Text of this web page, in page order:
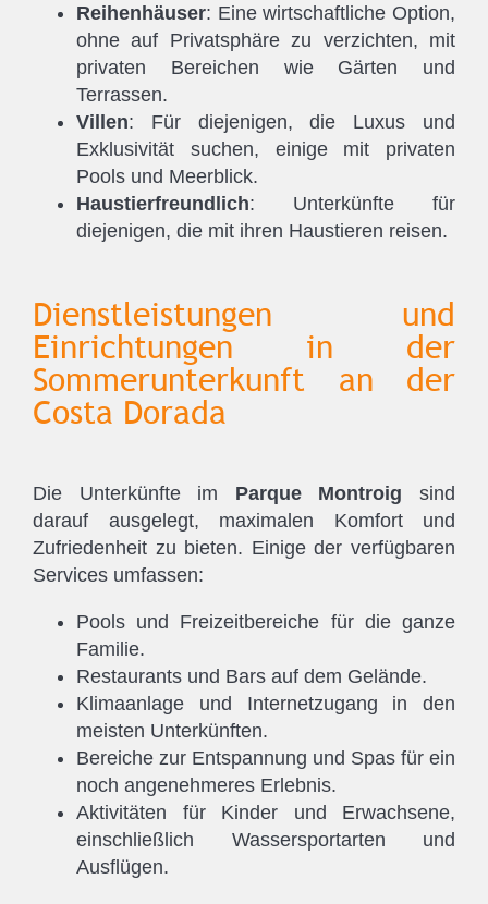
Reihenhäuser: Eine wirtschaftliche Option,
ohne auf Privatsphäre zu verzichten, mit
privaten Bereichen wie Gärten und
Terrassen.
Villen: Für diejenigen, die Luxus und
Exklusivität suchen, einige mit privaten
Pools und Meerblick.
Haustierfreundlich: Unterkünfte für
diejenigen, die mit ihren Haustieren reisen.
Dienstleistungen und
Einrichtungen in der
Sommerunterkunft an der
Costa Dorada
Die Unterkünfte im Parque Montroig sind
darauf ausgelegt, maximalen Komfort und
Zufriedenheit zu bieten. Einige der verfügbaren
Services umfassen:
Pools und Freizeitbereiche für die ganze
Familie.
Restaurants und Bars auf dem Gelände.
Klimaanlage und Internetzugang in den
meisten Unterkünften.
Bereiche zur Entspannung und Spas für ein
noch angenehmeres Erlebnis.
Aktivitäten für Kinder und Erwachsene,
einschließlich Wassersportarten und
Ausflügen.